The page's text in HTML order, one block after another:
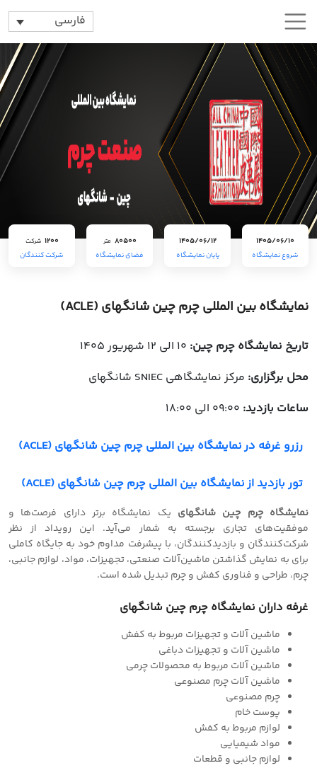
فارسی
1405/06/10
شروع نمایشگاه
1405/06/12
پایان نمایشگاه
80500 متر
فضای نمایشگاه
1200 شرکت
شرکت کنندگان
نمایشگاه بین المللی چرم چین شانگهای (ACLE)
تاریخ نمایشگاه چرم چین:
محل برگزاری: مرکز نمایشگاهی SNIEC شانگهای
ساعات بازدید:
رزرو غرفه در نمایشگاه بین المللی چرم چین شانگهای (ACLE)
تور بازدید از نمایشگاه بین المللی چرم چین شانگهای (ACLE)
نمایشگاه چرم چین شانگهای یک نمایشگاه برتر دارای فرصت‌ها و
موفقیت‌های تجاری برجسته به شمار می‌آید. این رویداد از نظر
شرکت‌کنندگان و بازدیدکنندگان، با پیشرفت مداوم خود به جایگاه کاملی
برای به نمایش گذاشتن ماشین‌آلات صنعتی، تجهیزات، مواد، لوازم جانبی،
چرم، طراحی و فناوری کفش و چرم تبدیل شده است.
غرفه داران نمایشگاه چرم چین شانگهای
ماشین آلات و تجهیزات مربوط به کفش
ماشین آلات و تجهیزات دباغی
ماشین آلات مربوط به محصولات چرمی
ماشین آلات چرم مصنوعی
چرم مصنوعی
پوست خام
لوازم مربوط به کفش
مواد شیمیایی
لوازم جانبی و قطعات